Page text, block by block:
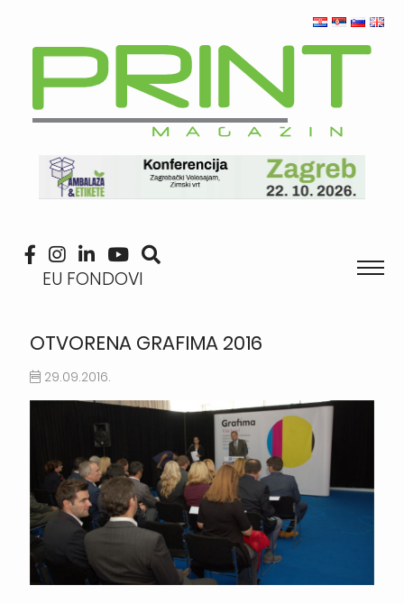
EU FONDOVI
OTVORENA GRAFIMA 2016
29.09.2016.